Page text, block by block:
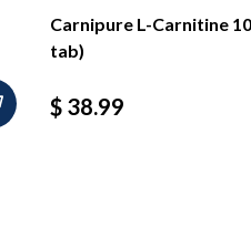
Carnipure L-Carnitine
tab)
Precio
$ 38.99